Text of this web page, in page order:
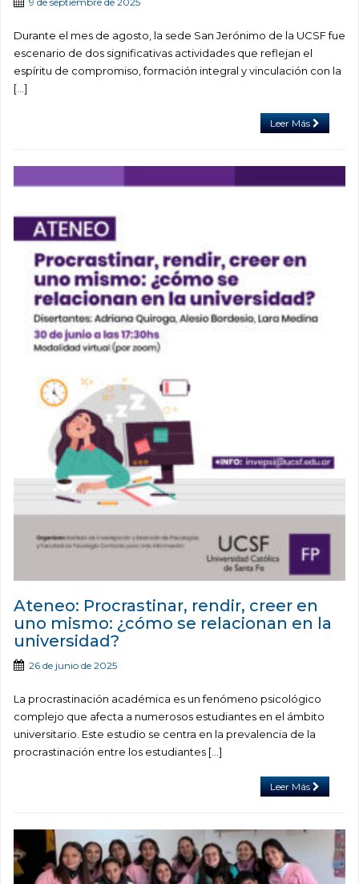
Durante el mes de agosto, la sede San Jerónimo de la UCSF fue
escenario de dos significativas actividades que reflejan el
espíritu de compromiso, formación integral y vinculación con la
[…]
Leer Más
Ateneo: Procrastinar, rendir, creer en
uno mismo: ¿cómo se relacionan en la
universidad?
26 de junio de 2025
La procrastinación académica es un fenómeno psicológico
complejo que afecta a numerosos estudiantes en el ámbito
universitario. Este estudio se centra en la prevalencia de la
procrastinación entre los estudiantes […]
Leer Más